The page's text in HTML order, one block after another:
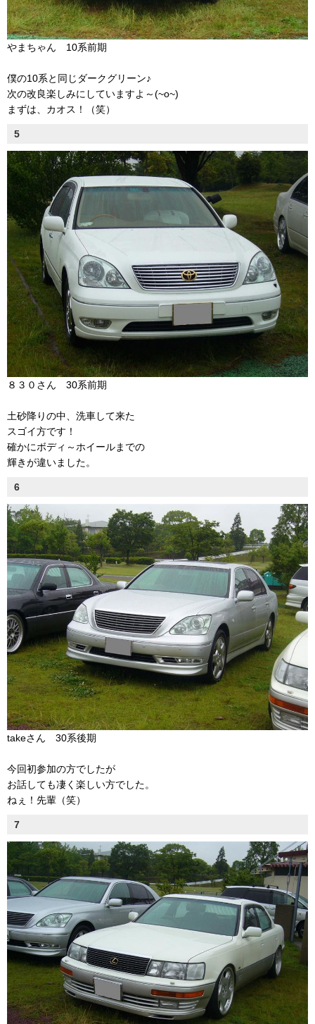
やまちゃん 10系前期
僕の10系と同じダークグリーン♪
次の改良楽しみにしていますよ～(~o~)
まずは、カオス！（笑）
5
８３０さん 30系前期
土砂降りの中、洗車して来た
スゴイ方です！
確かにボディ～ホイールまでの
輝きが違いました。
6
takeさん 30系後期
今回初参加の方でしたが
お話しても凄く楽しい方でした。
ねぇ！先輩（笑）
7